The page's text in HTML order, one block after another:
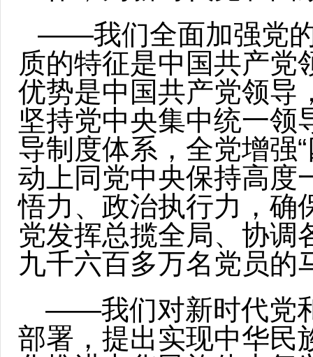
——我们全面加强党
质的特征是中国共产党
优势是中国共产党领导
坚持党中央集中统一领
导制度体系，全党增强
动上同党中央保持高度
悟力、政治执行力，确
党发挥总揽全局、协调
九千六百多万名党员的
——我们对新时代党
部署，提出实现中华民